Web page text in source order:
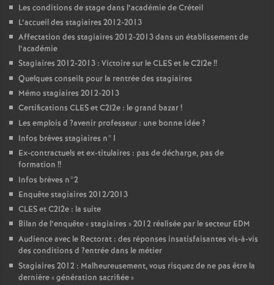
Les conditions de stage dans l’académie de Créteil
L’accueil des stagiaires 2012-2013
Affectation des stagiaires 2012-2013 dans un établissement de
l’académie
Stagiaires 2012-2013 : Victoire sur leCLESet le C2I2e!!
Quelques conseils pour la rentrée des stagiaires
Mémo stagiaires 2012-2013
Certifications CLESet C2I2e : le grand bazar!
Les emplois d ?avenir professeur : une bonne idée?
Infos brèves stagiaires n°1
Ex-contractuels et ex-titulaires : pas de décharge, pas de
formation !!
Infos brèves n°2
Enquête stagiaires 2012/2013
CLESet C2I2e : la suite
Bilan de l’enquête «stagiaires » 2012 réalisée par le secteur EDM
Audience avec le Rectorat : des réponses insatisfaisantes vis-à-vis
des conditions d ?entrée dans le métier
Stagiaires 2012 : Malheureusement, vous risquez de ne pas être la
dernière «génération sacrifiée»